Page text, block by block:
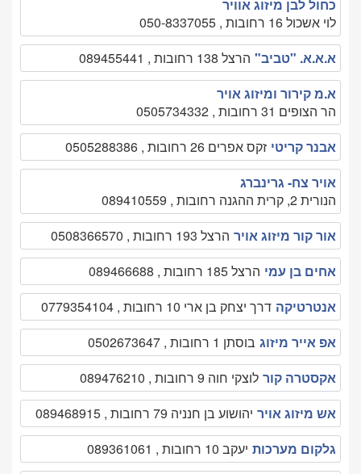
כחול לבן מיזוג אוויר
לוי אשכול 16 רחובות , 050-8337055
א.א.א. "טביב" הרצל 138 רחובות , 089455441
א.מ קירור ומיזוג אויר
הר הצופים 31 רחובות , 0505734332
אבנר קריטי זקס אפרים 26 רחובות , 0505288386
אויר צח- גרינברג
הנורית 2, קרית ההגנה רחובות , 089410559
אור קור מיזוג אויר הרצל 193 רחובות , 0508366570
אחים בן עמי הרצל 185 רחובות , 089466688
אנטרטיקה דרך יצחק בן ארי 10 רחובות , 0779354104
אפ אייר מיזוג בוסתן 1 רחובות , 0502673647
אקסטרה קור לוצקי חוה 9 רחובות , 089476210
אש מיזוג אויר יהושוע בן חנניה 79 רחובות , 089468915
גלקום מערכות יעקב 10 רחובות , 089361061